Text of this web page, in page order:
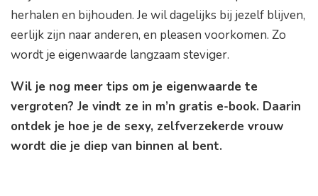
herhalen en bijhouden. Je wil dagelijks bij jezelf blijven,
eerlijk zijn naar anderen, en pleasen voorkomen. Zo
wordt je eigenwaarde langzaam steviger.
Wil je nog meer tips om je eigenwaarde te
vergroten? Je vindt ze in m’n gratis e-book. Daarin
ontdek je hoe je de sexy, zelfverzekerde vrouw
wordt die je diep van binnen al bent.